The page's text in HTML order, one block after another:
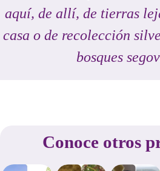
aquí, de allí, de tierras
casa o de recolección
bosques
Conoce otros